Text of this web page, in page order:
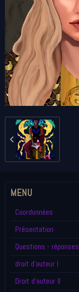
MENU
Coordonnées
Présentation
Questions - réponses
droit d'auteur I
Droit d'auteur II